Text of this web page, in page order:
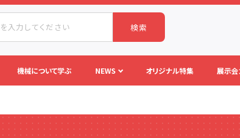
検索
機械について学ぶ NEWS オリジナル特集 展示会